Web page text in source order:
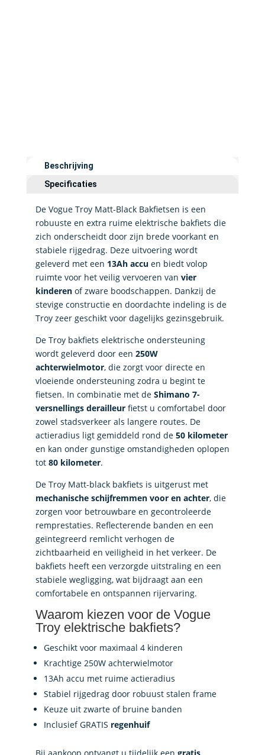
Beschrijving
Specificaties
De Vogue Troy Matt-Black Bakfietsen is een
robuuste en extra ruime elektrische bakfiets die
zich onderscheidt door zijn brede voorkant en
stabiele rijgedrag. Deze uitvoering wordt
geleverd met een 13Ah accuen biedt volop
ruimte voor het veilig vervoeren van vier
kinderenof zware boodschappen. Dankzij de
stevige constructie en doordachte indeling is de
Troy zeer geschikt voor dagelijks gezinsgebruik.
De Troy bakfiets elektrische ondersteuning
wordt geleverd door een 250W
achterwielmotor, die zorgt voor directe en
vloeiende ondersteuning zodra u begint te
fietsen. In combinatie met de Shimano 7-
versnellings derailleurfietst u comfortabel door
zowel stadsverkeer als langere routes. De
actieradius ligt gemiddeld rond de 50 kilometer
en kan onder gunstige omstandigheden oplopen
tot 80 kilometer.
De Troy Matt-black bakfiets is uitgerust met
mechanische schijfremmen voor en achter, die
zorgen voor betrouwbare en gecontroleerde
remprestaties. Reflecterende banden en een
geïntegreerd remlicht verhogen de
zichtbaarheid en veiligheid in het verkeer. De
bakfiets heeft een verzorgde uitstraling en een
stabiele wegligging, wat bijdraagt aan een
comfortabele en ontspannen rijervaring.
Waarom kiezen voor de Vogue
Troy elektrische bakfiets?
Geschikt voor maximaal 4 kinderen
Krachtige 250W achterwielmotor
13Ah accu met ruime actieradius
Stabiel rijgedrag door robuust stalen frame
Keuze uit zwarte of bruine banden
Inclusief GRATIS regenhuif